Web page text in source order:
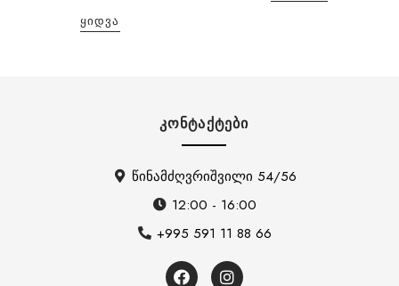
ᲧᲘᲓᲕᲐ
ᲙᲝᲜᲢᲐᲥᲢᲔᲑᲘ
წინამძღვრიშვილი 54/56
12:00 - 16:00
+995 591 11 88 66